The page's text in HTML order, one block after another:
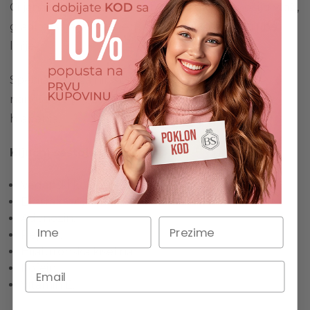
Ciljana nega za suvo i grubo područje oko očiju vlaži,
gladi, oživljava, zateže, podiže i uklanja bore i fine
Specijalno dizajnirani roler obezbeđuje lako
nanošenje proizvoda, prijatnu masažu i efekat
hlađenja.
Ključni sastojci kreme:
Veganski kolagen 5%
Ekstrakt soje,
Adenozin,
Peptidi,
Hijaluronska kiselina,
Vitamin E.